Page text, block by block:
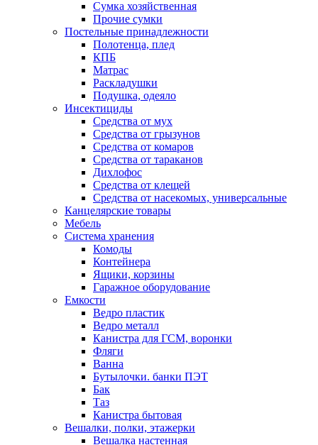
Сумка хозяйственная
Прочие сумки
Постельные принадлежности
Полотенца, плед
КПБ
Матрас
Раскладушки
Подушка, одеяло
Инсектициды
Средства от мух
Средства от грызунов
Средства от комаров
Средства от тараканов
Дихлофос
Средства от клещей
Средства от насекомых, универсальные
Канцелярские товары
Мебель
Система хранения
Комоды
Контейнера
Ящики, корзины
Гаражное оборудование
Емкости
Ведро пластик
Ведро металл
Канистра для ГСМ, воронки
Фляги
Ванна
Бутылочки. банки ПЭТ
Бак
Таз
Канистра бытовая
Вешалки, полки, этажерки
Вешалка настенная